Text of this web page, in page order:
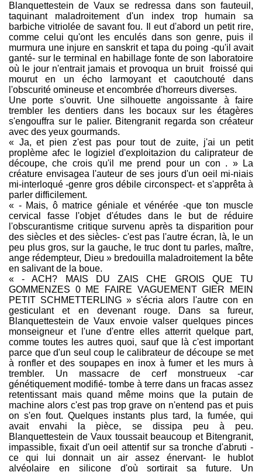
Blanquettestein de Vaux se redressa dans son fauteuil,
taquinant maladroitement d'un index trop humain sa
barbiche vitriolée de savant fou. Il eut d'abord un petit rire,
comme celui qu'ont les enculés dans son genre, puis il
murmura une injure en sanskrit et tapa du poing -qu'il avait
ganté- sur le terminal en habillage fonte de son laboratoire
où le jour n'entrait jamais et provoqua un bruit froissé qui
mourut en un écho larmoyant et caoutchouté dans
l'obscurité omineuse et encombrée d'horreurs diverses.
Une porte s'ouvrit. Une silhouette angoissante à faire
trembler les dentiers dans les bocaux sur les étagères
s'engouffra sur le palier. Bitengranit regarda son créateur
avec des yeux gourmands.
« Ja, et pien z'est pas pour tout de zuite, j'ai un petit
proplème afec le logiziel d'exploitazion du caliprateur de
découpe, che crois qu'il me prend pour un con . » La
créature envisagea l'auteur de ses jours d'un oeil mi-niais
mi-interloqué -genre gros débile circonspect- et s'apprêta à
parler difficilement.
« - Mais, ô matrice géniale et vénérée -que ton muscle
cervical fasse l'objet d'études dans le but de réduire
l'obscurantisme critique survenu après ta disparition pour
des siècles et des siècles- c'est pas l'autre écran, là, le un
peu plus gros, sur la gauche, le truc dont tu parles, maître,
ange rédempteur, Dieu » bredouilla maladroitement la bête
en salivant de la boue.
« - ACH? MAIS DU ZAIS CHE GROIS QUE TU
GOMMENZES 0 ME FAIRE VAGUEMENT GIER MEIN
PETIT SCHMETTERLING » s'écria alors l'autre con en
gesticulant et en devenant rouge. Dans sa fureur,
Blanquettestein de Vaux envoie valser quelques pinces
monseigneur et l'une d'entre elles atterrit quelque part,
comme toutes les autres quoi, sauf que là c'est important
parce que d'un seul coup le calibrateur de découpe se met
à ronfler et des soupapes en inox à fumer et les murs à
trembler. Un massacre de cerf monstrueux -car
génétiquement modifié- tombe à terre dans un fracas assez
retentissant mais quand même moins que la putain de
machine alors c'est pas trop grave on n'entend pas et puis
on s'en fout. Quelques instants plus tard, la fumée, qui
avait envahi la pièce, se dissipa peu à peu.
Blanquettestein de Vaux toussait beaucoup et Bitengranit,
impassible, fixait d'un oeil attentif sur sa tronche d'abruti -
ce qui lui donnait un air assez énervant- le hublot
alvéolaire en silicone d'où sortirait sa future. Un